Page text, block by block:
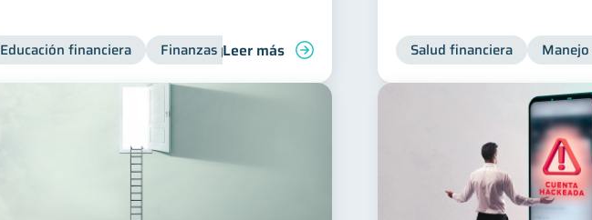
Educación financiera Finanzas para jóvenes Manejo de deudas Finanzas
Leer más Salud financiera